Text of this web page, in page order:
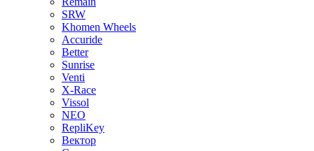
SRW
Khomen Wheels
Accuride
Better
Sunrise
Venti
X-Race
Vissol
NEO
RepliKey
Вектор